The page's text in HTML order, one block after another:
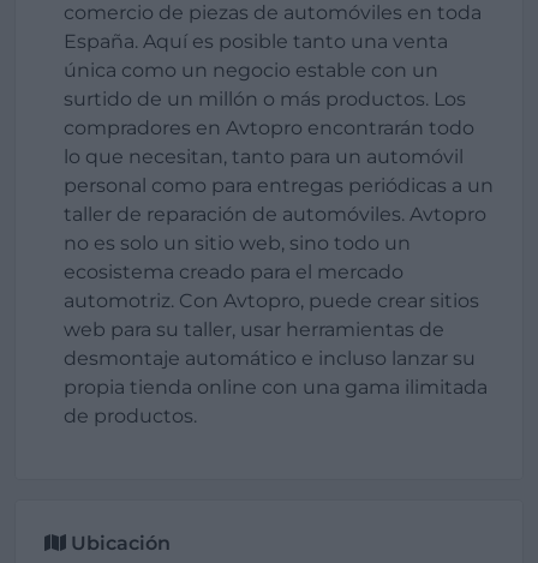
comercio de piezas de automóviles en toda
España. Aquí es posible tanto una venta
única como un negocio estable con un
surtido de un millón o más productos. Los
compradores en Avtopro encontrarán todo
lo que necesitan, tanto para un automóvil
personal como para entregas periódicas a un
taller de reparación de automóviles. Avtopro
no es solo un sitio web, sino todo un
ecosistema creado para el mercado
automotriz. Con Avtopro, puede crear sitios
web para su taller, usar herramientas de
desmontaje automático e incluso lanzar su
propia tienda online con una gama ilimitada
de productos.
Ubicación